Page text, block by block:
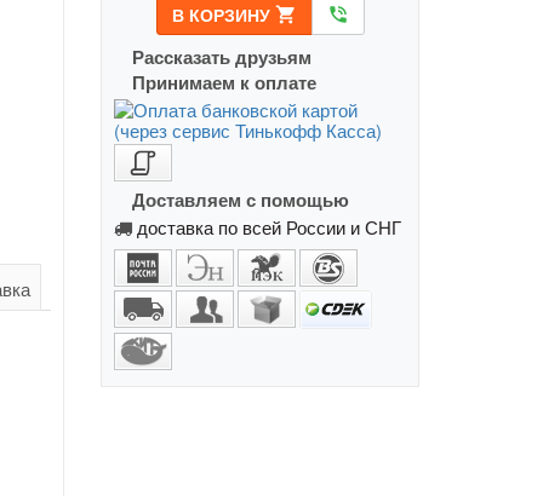
В КОРЗИНУ shopping_cart phone_in_talk
Рассказать друзьям
Принимаем к оплате
Доставляем с помощью
доставка по всей России и СНГ